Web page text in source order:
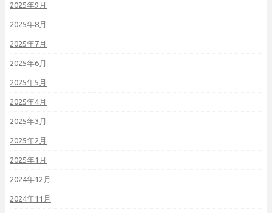
2025年9月
2025年8月
2025年7月
2025年6月
2025年5月
2025年4月
2025年3月
2025年2月
2025年1月
2024年12月
2024年11月